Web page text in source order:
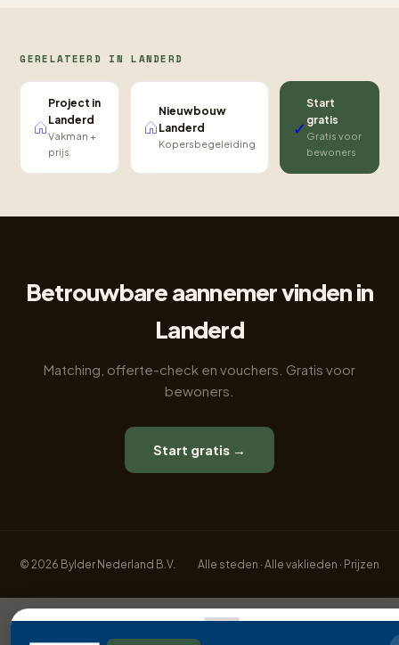
GERELATEERD IN LANDERD
Project in
Landerd
Vakman +
prijs
Nieuwbouw
Landerd
Kopersbegeleiding
✓
Start
gratis
Gratis voor
bewoners
Betrouwbare aannemer vinden in
Landerd
Matching, offerte-check en vouchers. Gratis voor
bewoners.
Start gratis →
© 2026 Bylder Nederland B.V. Alle steden · Alle vaklieden · Prijzen